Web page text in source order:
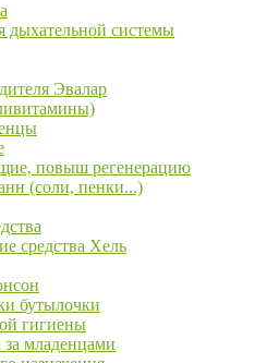
дыхательной системы
Эвалар
повыш регенерацию
(соли, пенки...)
средства Хель
бутылочки
гигиены
за младенцами